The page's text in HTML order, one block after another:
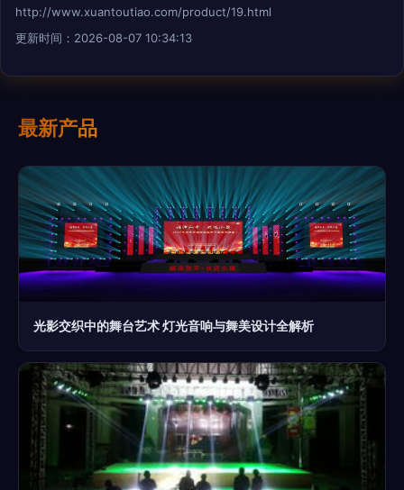
http://www.xuantoutiao.com/product/19.html
更新时间：2026-08-07 10:34:13
最新产品
光影交织中的舞台艺术 灯光音响与舞美设计全解析